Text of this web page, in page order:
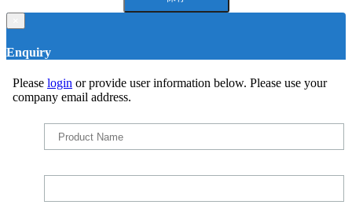
Enquiry
Please login or provide user information below. Please use your
company email address.